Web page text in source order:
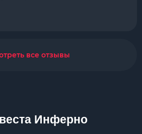
все отзывы
Инферно